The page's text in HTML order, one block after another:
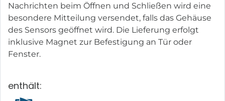
Nachrichten beim Öffnen und Schließen wird eine
besondere Mitteilung versendet, falls das Gehäuse
des Sensors geöffnet wird. Die Lieferung erfolgt
inklusive Magnet zur Befestigung an Tür oder
Fenster.
enthält: